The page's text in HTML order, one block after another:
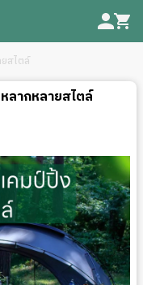
สไตล์
ลากหลายสไตล์